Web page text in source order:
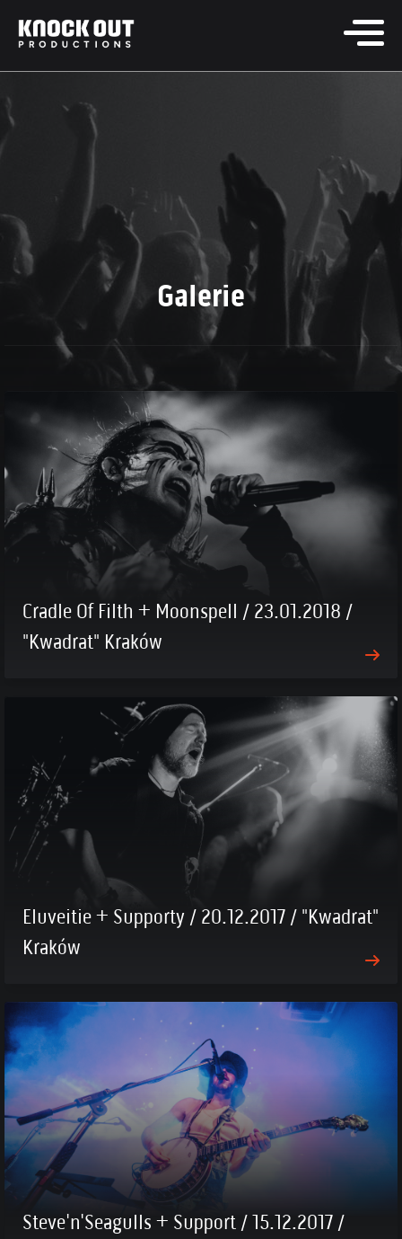
Galerie
Cradle Of Filth + Moonspell / 23.01.2018 /
"Kwadrat" Kraków
Eluveitie + Supporty / 20.12.2017 / "Kwadrat"
Kraków
Steve'n'Seagulls + Support / 15.12.2017 /